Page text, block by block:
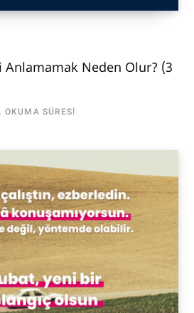
Anlamamak Neden Olur? (3
SÜRESI